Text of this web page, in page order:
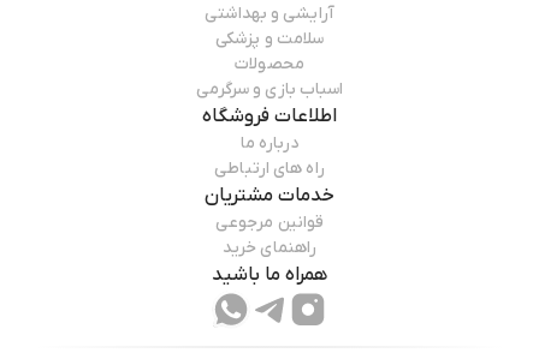
آرایشی و بهداشتی
سلامت و پزشکی
محصولات
اسباب بازی و سرگرمی
اطلاعات فروشگاه
درباره ما
راه های ارتباطی
خدمات مشتریان
قوانین مرجوعی
راهنمای خرید
همراه ما باشید